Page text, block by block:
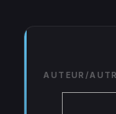
AUTEUR/